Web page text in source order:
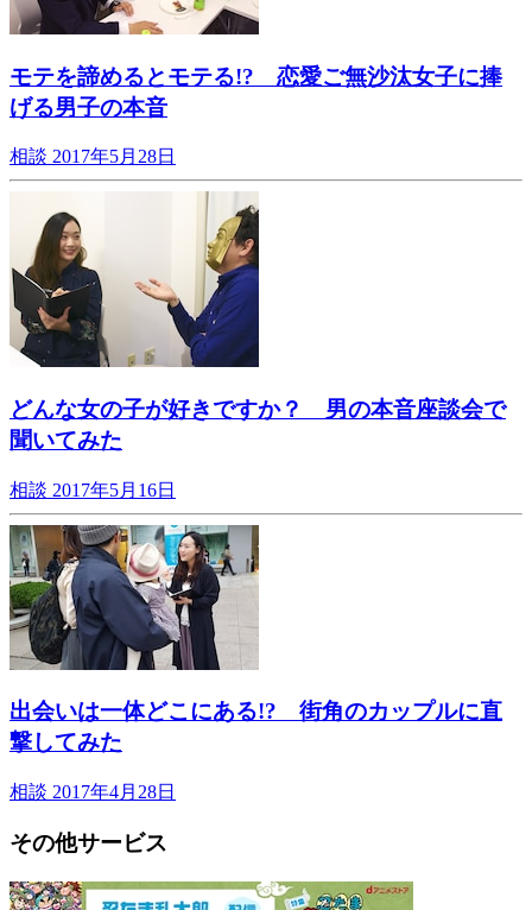
モテを諦めるとモテる!? 恋愛ご無沙汰女子に捧
げる男子の本音
相談 2017年5月28日
どんな女の子が好きですか？ 男の本音座談会で
聞いてみた
相談 2017年5月16日
出会いは一体どこにある!? 街角のカップルに直
撃してみた
相談 2017年4月28日
その他サービス